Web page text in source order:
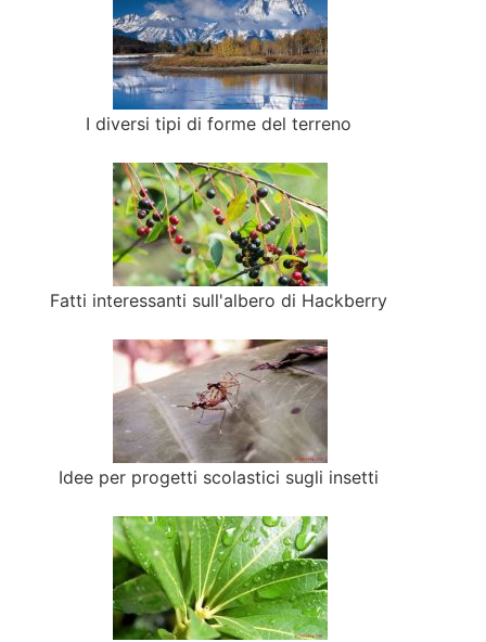
I diversi tipi di forme del terreno
Fatti interessanti sull'albero di Hackberry
Idee per progetti scolastici sugli insetti